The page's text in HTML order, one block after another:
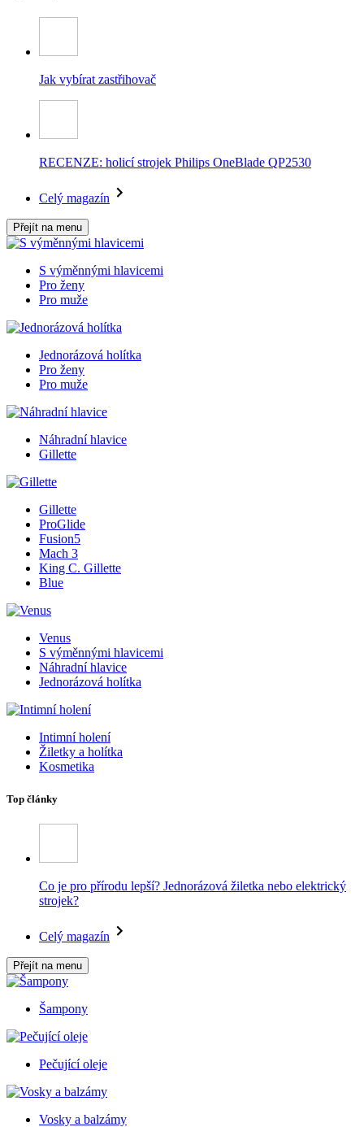
Jak vybírat zastřihovač
RECENZE: holicí strojek Philips OneBlade QP2530
Celý magazín
Přejít na menu
S výměnnými hlavicemi
Pro ženy
Pro muže
Jednorázová holítka
Pro ženy
Pro muže
Náhradní hlavice
Gillette
Gillette
ProGlide
Fusion5
Mach 3
King C. Gillette
Blue
Venus
S výměnnými hlavicemi
Náhradní hlavice
Jednorázová holítka
Intimní holení
Žiletky a holítka
Kosmetika
Top články
Co je pro přírodu lepší? Jednorázová žiletka nebo elektrický
strojek?
Celý magazín
Přejít na menu
Šampony
Pečující oleje
Vosky a balzámy